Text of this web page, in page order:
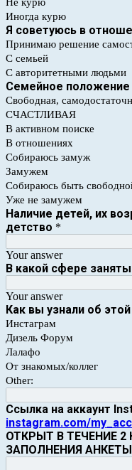
Иногда курю
Я советуюсь в
Принимаю решение
С семьей
С авторитетными людьми
Семейное положение
Свободная,
СЧАСТЛИВАЯ
В активном поиске
В отношениях
Собираюсь замуж
Замужем
Собираюсь быть
Уже не замужем
Наличие детей, их
детство *
Your answer
В какой сфере
Your answer
Как вы узнали об
Инстаграм
Дизель Форум
Лалафо
От знакомых/коллег
Other:
Ссылка на аккаунт
instagram.com/
ОТКРЫТ В ТЕЧЕНИЕ
ЗАПОЛНЕНИЯ АНКЕТЫ